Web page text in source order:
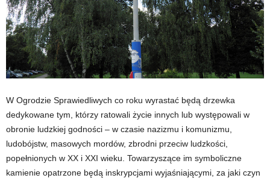
W Ogrodzie Sprawiedliwych co roku wyrastać będą drzewka
dedykowane tym, którzy ratowali życie innych lub występowali w
obronie ludzkiej godności – w czasie nazizmu i komunizmu,
ludobójstw, masowych mordów, zbrodni przeciw ludzkości,
popełnionych w XX i XXI wieku. Towarzyszące im symboliczne
kamienie opatrzone będą inskrypcjami wyjaśniającymi, za jaki czyn